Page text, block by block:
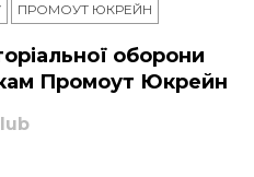
ПРОМОУТ ЮКРЕЙН
оборони
Промоут Юкрейн